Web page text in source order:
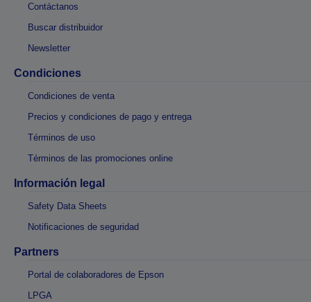
Contáctanos
Buscar distribuidor
Newsletter
Condiciones
Condiciones de venta
Precios y condiciones de pago y entrega
Términos de uso
Términos de las promociones online
Información legal
Safety Data Sheets
Notificaciones de seguridad
Partners
Portal de colaboradores de Epson
LPGA